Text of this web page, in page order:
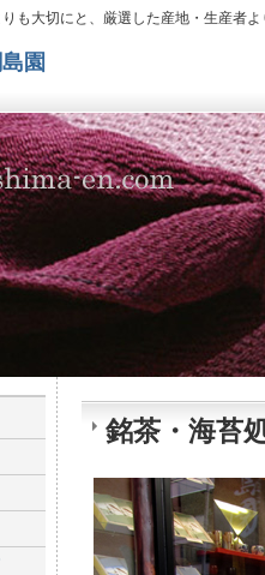
も大切にと、厳選した産地・生産者
園
銘茶・海苔